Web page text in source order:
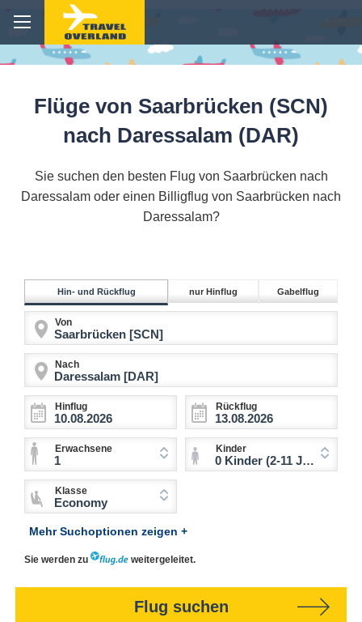
Flüge von Saarbrücken (SCN)
nach Daressalam (DAR)
Sie suchen den besten Flug von Saarbrücken nach
Daressalam oder einen Billigflug von Saarbrücken nach
Daressalam?
Hin- und Rückflug nur Hinflug Gabelflug
Von
Nach
Hinflug Rückflug
Erwachsene
1
Kinder
0 Kinder (2-11 Jahre)
Klasse
Economy
Mehr Suchoptionen zeigen +
Sie werden zu weitergeleitet.
Flug suchen